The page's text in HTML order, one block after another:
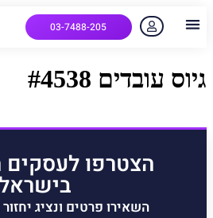
03-7488-205
גיוס עובדים #4538
הצטרפו לעסקים
בישראל
השאירו פרטים ונציג